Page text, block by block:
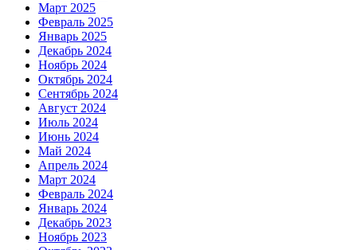
Март 2025
Февраль 2025
Январь 2025
Декабрь 2024
Ноябрь 2024
Октябрь 2024
Сентябрь 2024
Август 2024
Июль 2024
Июнь 2024
Май 2024
Апрель 2024
Март 2024
Февраль 2024
Январь 2024
Декабрь 2023
Ноябрь 2023